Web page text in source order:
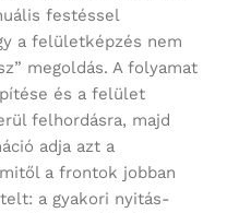
festéssel
a felületképzés nem
megoldás. A folyamat
és a felület
felhordásra, majd
adja azt a
a frontok jobban
a gyakori nyitás-